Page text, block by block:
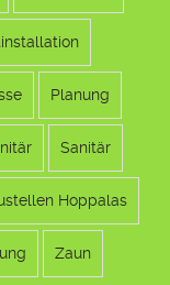
Planung
Sanitär
Hoppalas
Zaun